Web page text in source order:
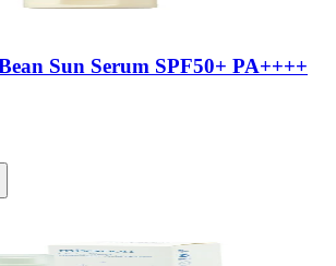
Sun Serum SPF50+ PA++++